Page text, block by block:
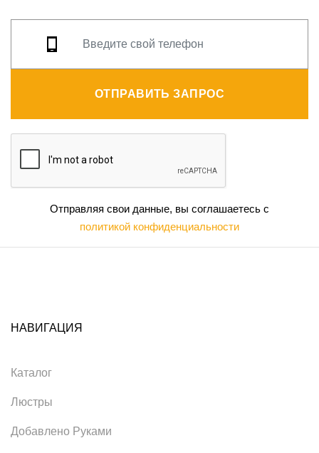
ОТПРАВИТЬ ЗАПРОС
Отправляя свои данные, вы соглашаетесь с
политикой конфиденциальности
НАВИГАЦИЯ
Каталог
Люстры
Добавлено Руками